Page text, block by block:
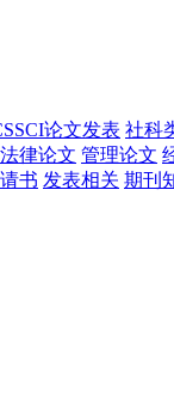
论文发表 社科
法律论文 管理论文
书 发表相关 期刊